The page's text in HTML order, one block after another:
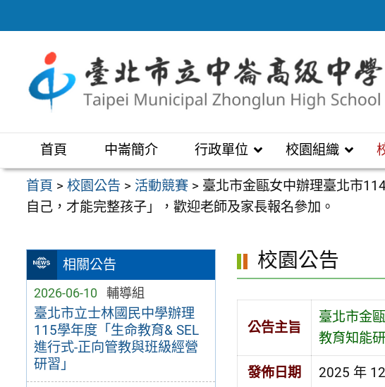
至
區
首頁 中崙簡介 行政單位 校園組織
首頁 >校園公告 > 活動競賽 > 臺北市金甌女中辦理臺北市
自己，才能完整孩子」，歡迎老師及家長報名參加。
相關公告
2026-06-10 輔導組
臺北市立士林國民中學辦理
115學年度「生命教育& SEL
進行式-正向管教與班級經營
研習」
校園公告
公告主旨
臺北市金
教育知能
發佈日期 2025 年